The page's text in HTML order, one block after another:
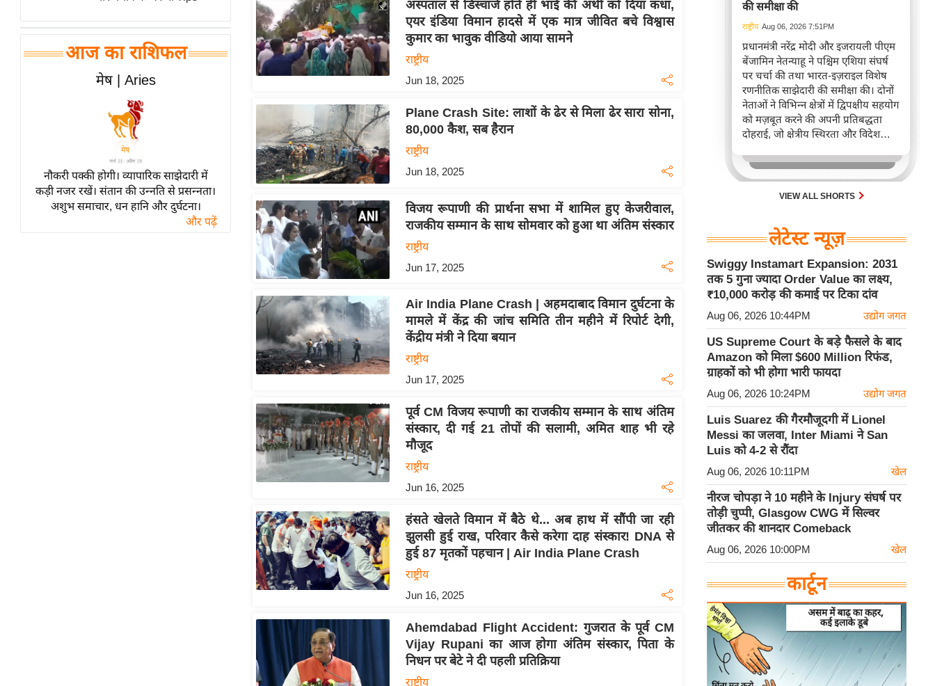
मनोरंजन जगत
बॉलीवुड
हॉलीवुड
Breaking
लाइफस्टाइल
टेक्नॉलॉजी
ब्यूटी/फैशन
आज का राशिफल
मेष | Aries
नौकरी पक्की होगी। व्यापारिक साझेदारी में
कड़ी नजर रखें। संतान की उन्नति से प्रसन्नता।
अशुभ समाचार, धन हानि और दुर्घटना।
और पढ़ें
अस्पताल से डिस्चार्ज होते ही भाई की अर्थी को दिया कंधा,
एयर इंडिया विमान हादसे में एक मात्र जीवित बचे विश्वास
कुमार का भावुक वीडियो आया सामने
राष्ट्रीय
Jun 18, 2025
Plane Crash Site: लाशों के ढेर से मिला ढेर सारा सोना,
80,000 कैश, सब हैरान
राष्ट्रीय
Jun 18, 2025
विजय रूपाणी की प्रार्थना सभा में शामिल हुए केजरीवाल,
राजकीय सम्मान के साथ सोमवार को हुआ था अंतिम संस्कार
राष्ट्रीय
Jun 17, 2025
Air India Plane Crash | अहमदाबाद विमान दुर्घटना के
मामले में केंद्र की जांच समिति तीन महीने में रिपोर्ट देगी,
केंद्रीय मंत्री ने दिया बयान
राष्ट्रीय
Jun 17, 2025
पूर्व CM विजय रूपाणी का राजकीय सम्मान के साथ अंतिम
संस्कार, दी गई 21 तोपों की सलामी, अमित शाह भी रहे
मौजूद
राष्ट्रीय
Jun 16, 2025
हंसते खेलते विमान में बैठे थे... अब हाथ में सौंपी जा रही
झुलसी हुई राख, परिवार कैसे करेगा दाह संस्कार! DNA से
हुई 87 मृतकों पहचान | Air India Plane Crash
राष्ट्रीय
Jun 16, 2025
Ahemdabad Flight Accident: गुजरात के पूर्व CM
Vijay Rupani का आज होगा अंतिम संस्कार, पिता के
निधन पर बेटे ने दी पहली प्रतिक्रिया
राष्ट्रीय
की समीक्षा की
राष्ट्रीय Aug 06, 2026 7:51PM
प्रधानमंत्री नरेंद्र मोदी और इजरायली पीएम
बेंजामिन नेतन्याहू ने पश्चिम एशिया संघर्ष
पर चर्चा की तथा भारत-इज़राइल विशेष
रणनीतिक साझेदारी की समीक्षा की। दोनों
नेताओं ने विभिन्न क्षेत्रों में द्विपक्षीय सहयोग
को मज़बूत करने की अपनी प्रतिबद्धता
दोहराई, जो क्षेत्रीय स्थिरता और विदेश
करता है।
VIEW ALL SHORTS
लेटेस्ट न्यूज़
Swiggy Instamart Expansion: 2031
तक 5 गुना ज्यादा Order Value का लक्ष्य,
₹10,000 करोड़ की कमाई पर टिका दांव
Aug 06, 2026 10:44PM उद्योग जगत
US Supreme Court के बड़े फैसले के बाद
Amazon को मिला $600 Million रिफंड,
ग्राहकों को भी होगा भारी फायदा
Aug 06, 2026 10:24PM उद्योग जगत
Luis Suarez की गैरमौजूदगी में Lionel
Messi का जलवा, Inter Miami ने San
Luis को 4-2 से रौंदा
Aug 06, 2026 10:11PM खेल
नीरज चोपड़ा ने 10 महीने के Injury संघर्ष पर
तोड़ी चुप्पी, Glasgow CWG में सिल्वर
जीतकर की शानदार Comeback
Aug 06, 2026 10:00PM खेल
कार्टून